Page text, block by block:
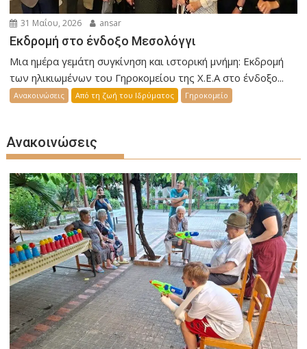
31 Μαΐου, 2026 ansar
Εκδρομή στο ένδοξο Μεσολόγγι
Μια ημέρα γεμάτη συγκίνηση και ιστορική μνήμη: Εκδρομή
των ηλικιωμένων του Γηροκομείου της Χ.Ε.Α στο ένδοξο...
Ανακοινώσεις Από τη ζωή του Ιδρύματος Γηροκομείο
Ανακοινώσεις